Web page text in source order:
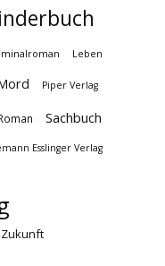
Leben
Piper Verlag
Sachbuch
Esslinger Verlag
Zukunft